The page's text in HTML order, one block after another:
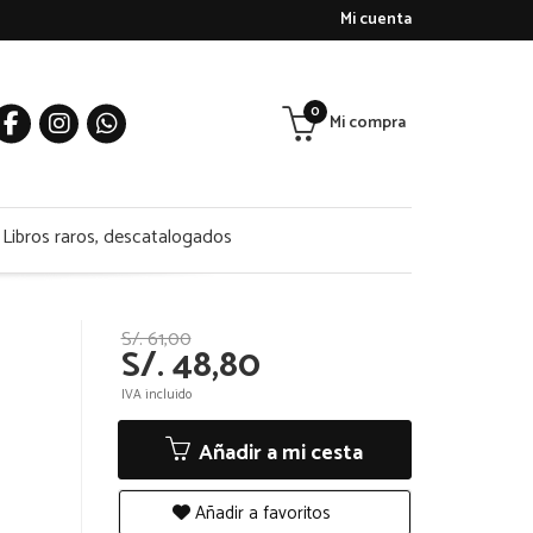
Mi cuenta
Mi compra
0
Libros raros, descatalogados
S/. 61,00
S/. 48,80
IVA incluido
Añadir a mi cesta
Añadir a favoritos